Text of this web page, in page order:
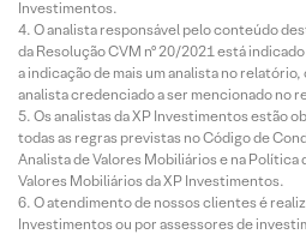
Investimentos.
O analista responsável pelo conteúdo
da Resolução CVM nº 20/2021 está
a indicação de mais um analista no
analista credenciado a ser mencionado no
Os analistas da XP Investimentos estão
todas as regras previstas no Código de
Analista de Valores Mobiliários e na Política
Valores Mobiliários da XP Investimentos.
O atendimento de nossos clientes é
Investimentos ou por assessores de